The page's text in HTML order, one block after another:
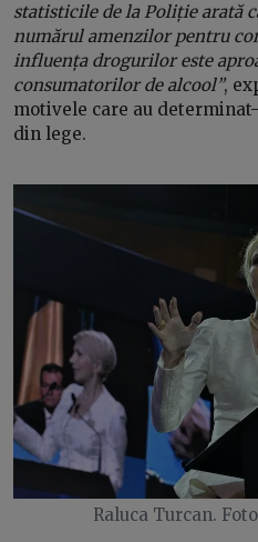
statisticile de la Poliție arată
numărul amenzilor pentru
influența drogurilor este
consumatorilor de alcool”,
motivele care au
din lege.
Raluca Turcan.